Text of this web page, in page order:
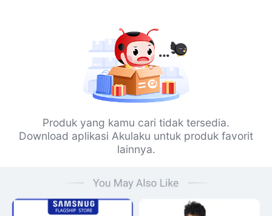
Produk yang kamu cari tidak tersedia.
Download aplikasi Akulaku untuk produk favorit
lainnya.